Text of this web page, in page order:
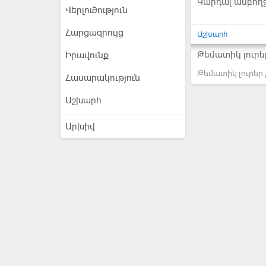
Վերլուծություն
Հարցազրույց
Իրավունք
Հասարակություն
Աշխարհ
Արխիվ
Աշխարհ
Թեմատիկ
Թեմատիկ լուրեր